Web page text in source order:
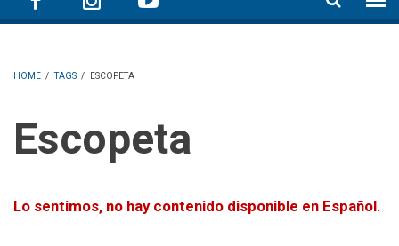
HOME / TAGS / ESCOPETA
Escopeta
Lo sentimos, no hay contenido disponible en Español.